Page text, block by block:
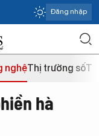
Đăng nhập
nghệThị trường số
hà